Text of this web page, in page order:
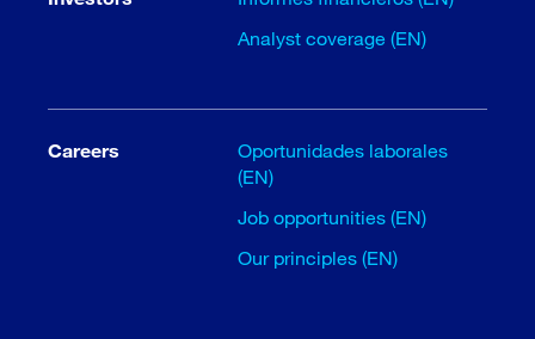
Analyst coverage (EN)
Careers
Oportunidades laborales
(EN)
Job opportunities (EN)
Our principles (EN)